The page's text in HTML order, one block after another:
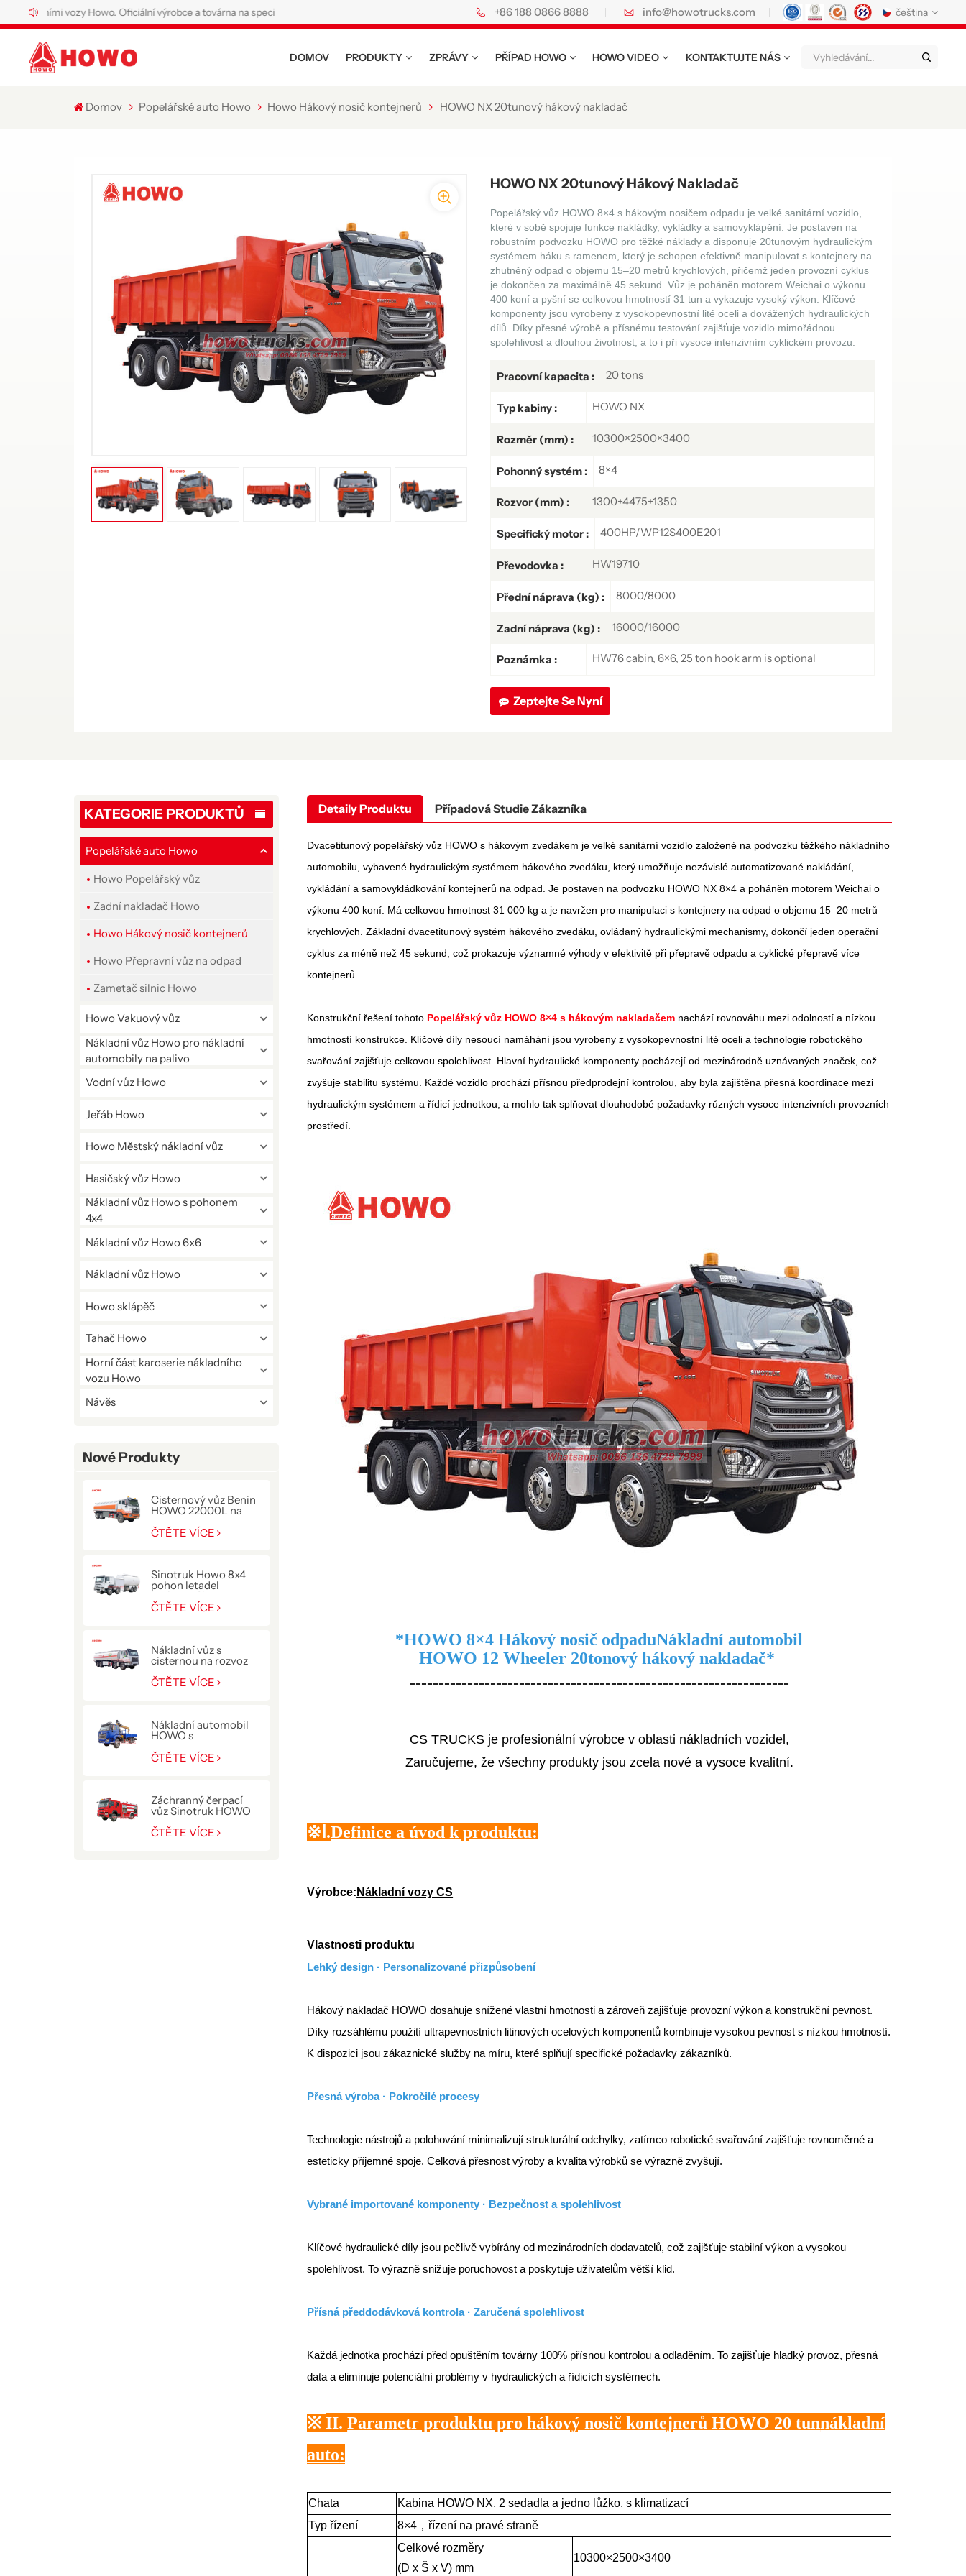
vozy Howo. Oficiální výrobce a továrna na speciální nákladní vozy Howo. +86 188 0866 8888 info@howotrucks.com čeština
Tiếng Việt عربي
မြန်မာ Filipino
Türkmenler o'zbek
українська čeština
DOMOV PRODUKTY ZPRÁVY PŘÍPAD HOWO HOWO VIDEO KONTAKTUJTE NÁS
Domov Popelářské auto Howo Howo Hákový nosič kontejnerů HOWO NX 20tunový hákový nakladač
HOWO NX 20tunový Hákový Nakladač
Popelářský vůz HOWO 8×4 s hákovým nosičem odpadu je velké sanitární vozidlo,
které v sobě spojuje funkce nakládky, vykládky a samovyklápění. Je postaven na
robustním podvozku HOWO pro těžké náklady a disponuje 20tunovým hydraulickým
systémem háku s ramenem, který je schopen efektivně manipulovat s kontejnery na
zhutněný odpad o objemu 15–20 metrů krychlových, přičemž jeden provozní cyklus
je dokončen za maximálně 45 sekund. Vůz je poháněn motorem Weichai o výkonu
400 koní a pyšní se celkovou hmotností 31 tun a vykazuje vysoký výkon. Klíčové
komponenty jsou vyrobeny z vysokopevnostní lité oceli a dovážených hydraulických
dílů. Díky přesné výrobě a přísnému testování zajišťuje vozidlo mimořádnou
spolehlivost a dlouhou životnost, a to i při vysoce intenzivním cyklickém provozu.
Pracovní kapacita : 20 tons
Typ kabiny : HOWO NX
Rozměr (mm) : 10300×2500×3400
Pohonný systém : 8×4
Rozvor (mm) : 1300+4475+1350
Specifický motor : 400HP/WP12S400E201
Převodovka : HW19710
Přední náprava (kg) : 8000/8000
Zadní náprava (kg) : 16000/16000
Poznámka : HW76 cabin, 6×6, 25 ton hook arm is optional
Zeptejte Se Nyní
KATEGORIE PRODUKTŮ
Popelářské auto Howo
Howo Popelářský vůz
Zadní nakladač Howo
Howo Hákový nosič kontejnerů
Howo Přepravní vůz na odpad
Zametač silnic Howo
Howo Vakuový vůz
Nákladní vůz Howo pro nákladní
automobily na palivo
Vodní vůz Howo
Jeřáb Howo
Howo Městský nákladní vůz
Hasičský vůz Howo
Nákladní vůz Howo s pohonem
4x4
Nákladní vůz Howo 6x6
Nákladní vůz Howo
Howo sklápěč
Tahač Howo
Horní část karoserie nákladního
vozu Howo
Návěs
Nové Produkty
Cisternový vůz Benin
HOWO 22000L na
ČTĚTE VÍCE
Sinotruk Howo 8x4
pohon letadel
ČTĚTE VÍCE
Nákladní vůz s
cisternou na rozvoz
400HP
ČTĚTE VÍCE
Nákladní automobil
HOWO s
jeřábem 10 T
ČTĚTE VÍCE
Záchranný čerpací
vůz Sinotruk HOWO
ČTĚTE VÍCE
Detaily Produktu Případová Studie Zákazníka
Dvacetitunový popelářský vůz HOWO s hákovým zvedákem je velké sanitární vozidlo založené na podvozku těžkého nákladního
automobilu, vybavené hydraulickým systémem hákového zvedáku, který umožňuje nezávislé automatizované nakládání,
vykládání a samovykládkování kontejnerů na odpad. Je postaven na podvozku HOWO NX 8×4 a poháněn motorem Weichai o
výkonu 400 koní. Má celkovou hmotnost 31 000 kg a je navržen pro manipulaci s kontejnery na odpad o objemu 15–20 metrů
krychlových. Základní dvacetitunový systém hákového zvedáku, ovládaný hydraulickými mechanismy, dokončí jeden operační
cyklus za méně než 45 sekund, což prokazuje významné výhody v efektivitě při přepravě odpadu a cyklické přepravě více
kontejnerů.
Konstrukční řešení tohoto Popelářský vůz HOWO 8×4 s hákovým nakladačem nachází rovnováhu mezi odolností a nízkou
hmotností konstrukce. Klíčové díly nesoucí namáhání jsou vyrobeny z vysokopevnostní lité oceli a technologie robotického
svařování zajišťuje celkovou spolehlivost. Hlavní hydraulické komponenty pocházejí od mezinárodně uznávaných značek, což
zvyšuje stabilitu systému. Každé vozidlo prochází přísnou předprodejní kontrolou, aby byla zajištěna přesná koordinace mezi
hydraulickým systémem a řídicí jednotkou, a mohlo tak splňovat dlouhodobé požadavky různých vysoce intenzivních provozních
prostředí.
*HOWO 8×4 Hákový nosič odpaduNákladní automobil
HOWO 12 Wheeler 20tonový hákový nakladač*
------------------------------------------------------------------
CS TRUCKS je profesionální výrobce v oblasti nákladních vozidel,
Zaručujeme, že všechny produkty jsou zcela nové a vysoce kvalitní.
※ Ⅰ.Definice a úvod k produktu:
Výrobce: Nákladní vozy CS
Vlastnosti produktu
Lehký design · Personalizované přizpůsobení
Hákový nakladač HOWO dosahuje snížené vlastní hmotnosti a zároveň zajišťuje provozní výkon a konstrukční pevnost.
Díky rozsáhlému použití ultrapevnostních litinových ocelových komponentů kombinuje vysokou pevnost s nízkou hmotností.
K dispozici jsou zákaznické služby na míru, které splňují specifické požadavky zákazníků.
Přesná výroba · Pokročilé procesy
Technologie nástrojů a polohování minimalizují strukturální odchylky, zatímco robotické svařování zajišťuje rovnoměrné a
esteticky příjemné spoje. Celková přesnost výroby a kvalita výrobků se výrazně zvyšují.
Vybrané importované komponenty · Bezpečnost a spolehlivost
Klíčové hydraulické díly jsou pečlivě vybírány od mezinárodních dodavatelů, což zajišťuje stabilní výkon a vysokou
spolehlivost. To výrazně snižuje poruchovost a poskytuje uživatelům větší klid.
Přísná předdodávková kontrola · Zaručená spolehlivost
Každá jednotka prochází před opuštěním továrny 100% přísnou kontrolou a odladěním. To zajišťuje hladký provoz, přesná
data a eliminuje potenciální problémy v hydraulických a řídicích systémech.
※II.Parametr produktu pro hákový nosič kontejnerů HOWO 20 tunnákladní
auto:
Chata
Kabina HOWO NX, 2 sedadla a jedno lůžko, s klimatizací
Typ řízení
8×4 ， řízení na pravé straně
Celkové rozměry
(D x Š x V) mm
10300×2500×3400